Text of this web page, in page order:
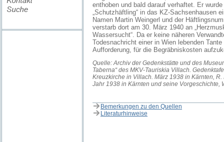
enthoben und bald darauf verhaftet. Er
„Schutzhäftling“ in das KZ-Sachsenhausen
Namen Martin Weingerl und der
verstarb dort am 30. März 1940 an
Wassersucht“. Da er keine näheren
Todesnachricht einer in Wien lebenden
Aufforderung, für die Begräbniskosten
Quelle: Archiv der Gedenkstätte und des
Taberna“ des MKV-Tauriskia Villach.
Kreuzkirche in Villach. März 1938 in Kärnten,
Jahr 1938 in Kärnten und seine Vorgeschichte,
Bemerkungen zu den Quellen
Literaturhinweise